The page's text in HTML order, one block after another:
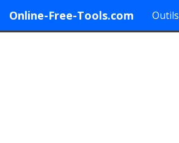
Online-Free-Tools.com Outils